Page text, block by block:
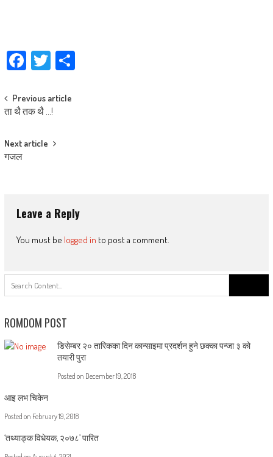
Facebook
TwitterShare
Post
navigation
Previous article
ता थै तक थै …!
Next article
गजल
Leave a Reply
You must be logged in to post a comment.
for:
ROMDOM POST
डिसेम्बर २० तारिकका दिन कान्साइमा प्रदर्शन हुने छक्का पन्जा ३ को
तयारी पुरा
Posted on December 19, 2018
आइ लभ चिकेन
Posted on February 19, 2018
‘तथ्याङ्क विधेयक, २०७८’ पारित